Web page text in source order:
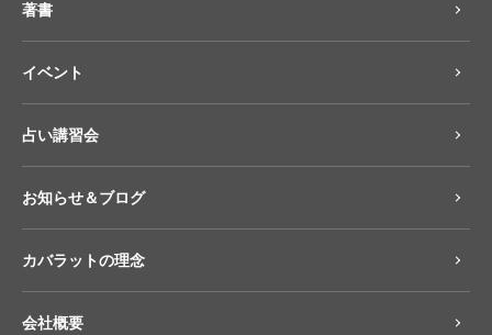
著書
イベント
占い講習会
お知らせ＆ブログ
カバラットの理念
会社概要